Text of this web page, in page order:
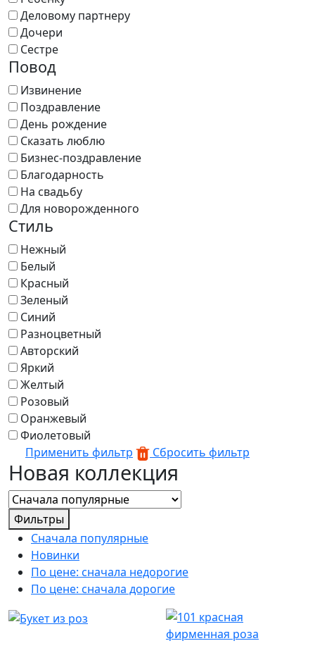
Деловому партнеру
Дочери
Сестре
Повод
Извинение
Поздравление
День рождение
Сказать люблю
Бизнес-поздравление
Благодарность
На свадьбу
Для новорожденного
Стиль
Нежный
Белый
Красный
Зеленый
Синий
Разноцветный
Авторский
Яркий
Желтый
Розовый
Оранжевый
Фиолетовый
Применить фильтр
Сбросить фильтр
Новая коллекция
Фильтры
Сначала популярные
Новинки
По цене: сначала недорогие
По цене: сначала дорогие